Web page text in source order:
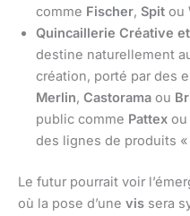
comme Fischer, Spit ou
Quincaillerie Créative
destine naturellement
création, porté par des
Merlin, Castorama ou
public comme Pattex ou
des lignes de produits
Le futur pourrait voir
où la pose d’une vis sera